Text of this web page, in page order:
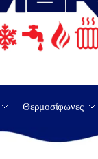
Θερμοσίφωνες